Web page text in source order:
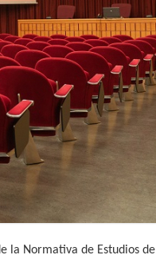
la Normativa de Estudios de